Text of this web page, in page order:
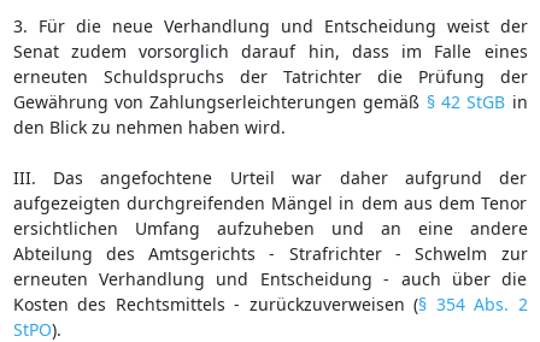
3. Für die neue Verhandlung und Entscheidung weist der
Senat zudem vorsorglich darauf hin, dass im Falle eines
erneuten Schuldspruchs der Tatrichter die Prüfung der
Gewährung von Zahlungserleichterungen gemäß § 42 StGB in
den Blick zu nehmen haben wird.
III. Das angefochtene Urteil war daher aufgrund der
aufgezeigten durchgreifenden Mängel in dem aus dem Tenor
ersichtlichen Umfang aufzuheben und an eine andere
Abteilung des Amtsgerichts - Strafrichter - Schwelm zur
erneuten Verhandlung und Entscheidung - auch über die
Kosten des Rechtsmittels - zurückzuverweisen (§ 354 Abs. 2
StPO).